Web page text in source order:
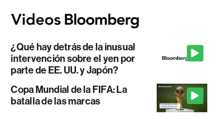
¿Qué hay detrás de la inusual
intervención sobre el yen por
parte de EE. UU. y Japón?
Copa Mundial de la FIFA: La
batalla de las marcas